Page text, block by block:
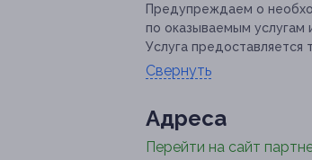
Предупреждаем о
по оказываемым услугам
Услуга предоставляется
Свернуть
Адресa
Перейти на сайт